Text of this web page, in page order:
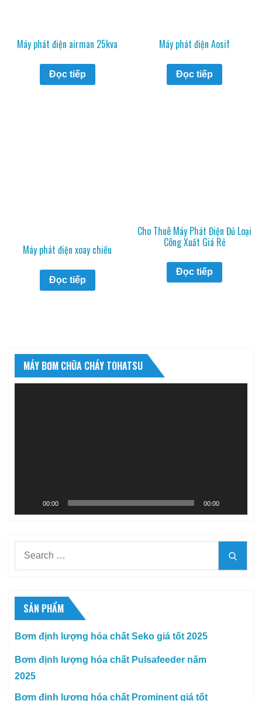
Máy phát điện airman 25kva
Đọc tiếp
Máy phát điện Aosif
Đọc tiếp
Máy phát điện xoay chiều
Đọc tiếp
Cho Thuê Máy Phát Điện Đủ Loại
Công Xuất Giá Rẻ
Đọc tiếp
MÁY BƠM CHỮA CHÁY TOHATSU
00:00 00:00
SẢN PHẨM
Bơm định lượng hóa chất Seko giá tốt 2025
Bơm định lượng hóa chất Pulsafeeder năm
2025
Bơm định lượng hóa chất Prominent giá tốt